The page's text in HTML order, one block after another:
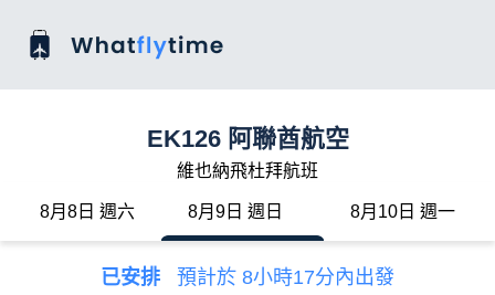
EK126 阿聯酋航空
維也納飛杜拜航班
8月8日 週六 8月9日 週日 8月10日 週一
已安排 預計於 8小時17分內出發